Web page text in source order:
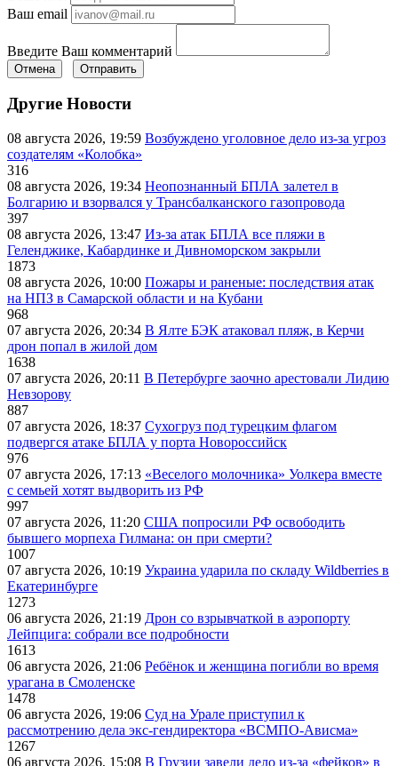
Ваш email
Введите Ваш комментарий
Отмена Отправить
Другие Новости
08 августа 2026, 19:59 Возбуждено уголовное дело из-за угроз
создателям «Колобка»
316
08 августа 2026, 19:34 Неопознанный БПЛА залетел в
Болгарию и взорвался у Трансбалканского газопровода
397
08 августа 2026, 13:47 Из-за атак БПЛА все пляжи в
Геленджике, Кабардинке и Дивноморском закрыли
1873
08 августа 2026, 10:00 Пожары и раненые: последствия атак
на НПЗ в Самарской области и на Кубани
968
07 августа 2026, 20:34 В Ялте БЭК атаковал пляж, в Керчи
дрон попал в жилой дом
1638
07 августа 2026, 20:11 В Петербурге заочно арестовали Лидию
Невзорову
887
07 августа 2026, 18:37 Сухогруз под турецким флагом
подвергся атаке БПЛА у порта Новороссийск
976
07 августа 2026, 17:13 «Веселого молочника» Уолкера вместе
с семьей хотят выдворить из РФ
997
07 августа 2026, 11:20 США попросили РФ освободить
бывшего морпеха Гилмана: он при смерти?
1007
07 августа 2026, 10:19 Украина ударила по складу Wildberries в
Екатеринбурге
1273
06 августа 2026, 21:19 Дрон со взрывчаткой в аэропорту
Лейпцига: собрали все подробности
1613
06 августа 2026, 21:06 Ребёнок и женщина погибли во время
урагана в Смоленске
1478
06 августа 2026, 19:06 Суд на Урале приступил к
рассмотрению дела экс-гендиректора «ВСМПО-Ависма»
1267
06 августа 2026, 15:08 В Грузии завели дело из-за «фейков» в